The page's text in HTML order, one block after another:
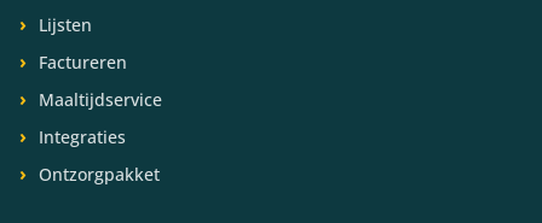
Lijsten
Factureren
Maaltijdservice
Integraties
Ontzorgpakket